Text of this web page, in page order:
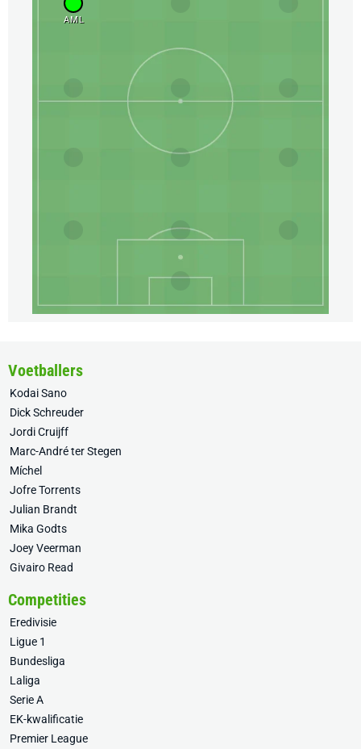
AML
Voetballers
Kodai Sano
Dick Schreuder
Jordi Cruijff
Marc-André ter Stegen
Míchel
Jofre Torrents
Julian Brandt
Mika Godts
Joey Veerman
Givairo Read
Competities
Eredivisie
Ligue 1
Bundesliga
Laliga
Serie A
EK-kwalificatie
Premier League